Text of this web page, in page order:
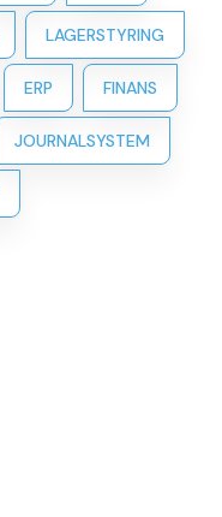
LAGERSTYRING
ERP FINANS
JOURNALSYSTEM